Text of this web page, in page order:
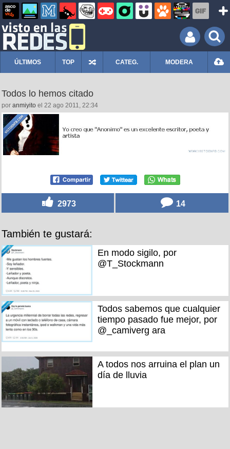
ÚLTIMOS TOP CATEG. MODERA
Todos lo hemos citado
por anmiyito el 22 ago 2011, 22:34
2973 14
También te gustará:
En modo sigilo, por
@T_Stockmann
Todos sabemos que cualquier
tiempo pasado fue mejor, por
@_camiverg ara
A todos nos arruina el plan un
día de lluvia